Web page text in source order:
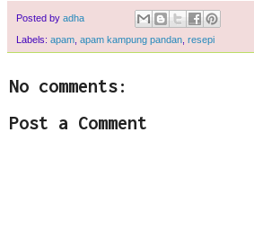
Posted by adha
Labels: apam apam kampung pandan resepi
No comments:
Post a Comment